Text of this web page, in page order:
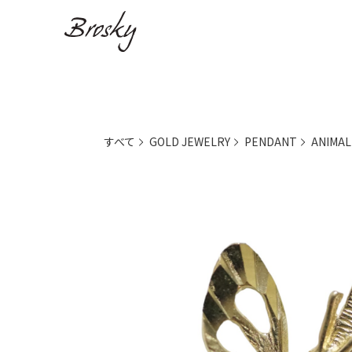
すべて GOLD JEWELRY PENDANT ANIMAL